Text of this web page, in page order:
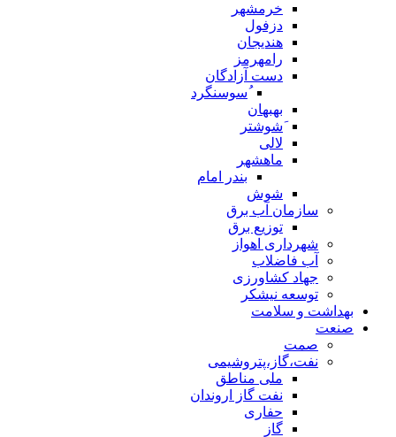
خرمشهر
دزفول
هندیجان
رامهرمز
دست آزادگان
ُسوسنگرد
بهبهان
َشوشتر
لالی
ماهشهر
بندر امام
شوش
سازمان آب برق
توزیع برق
شهرداری اهواز
آب فاضلاب
جهاد کشاورزی
توسعه نیشکر
بهداشت و سلامت
صنعت
صمت
نفت،گاز،پتروشیمی
ملی مناطق
نفت گاز اروندان
حفاری
گاز